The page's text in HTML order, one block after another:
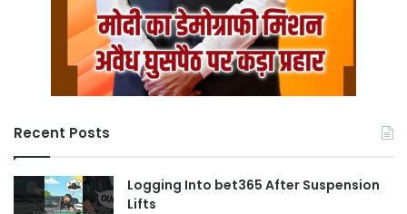
Recent Posts
Logging Into bet365 After Suspension
Lifts